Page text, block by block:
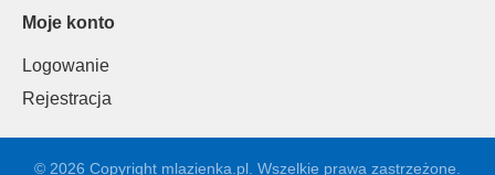
Moje konto
Logowanie
Rejestracja
© 2026 Copyright mlazienka.pl. Wszelkie prawa zastrzeżone.